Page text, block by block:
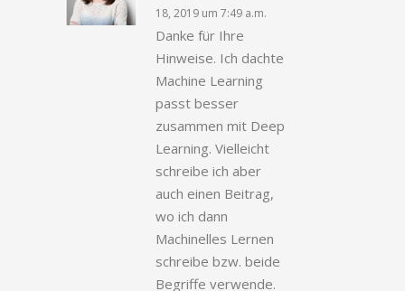
18, 2019 um 7:49 a.m.
Danke für Ihre
Hinweise. Ich dachte
Machine Learning
passt besser
zusammen mit Deep
Learning. Vielleicht
schreibe ich aber
auch einen Beitrag,
wo ich dann
Machinelles Lernen
schreibe bzw. beide
Begriffe verwende.